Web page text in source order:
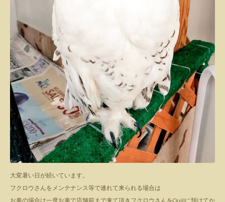
大変暑い日が続いています。
フクロウさんをメンテナンス等で連れて来られる場合は
お車の場合は一度お車で店舗前まで来て頂きフクロウさんをQuillに預けてか